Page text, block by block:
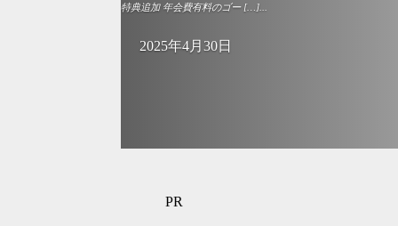
特典追加 年会費有料のゴー […]...
2025年4月30日
PR